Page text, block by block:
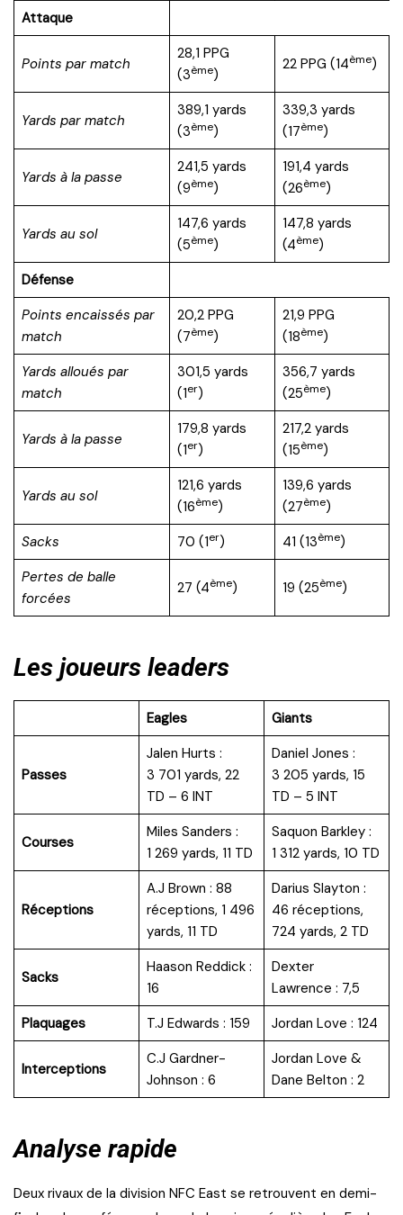
Attaque
Points par match
28,1 PPG
(3ème)
22 PPG (14ème)
Yards par match
389,1 yards
(3ème)
339,3 yards
(17ème)
Yards à la passe
241,5 yards
(9ème)
191,4 yards
(26ème)
Yards au sol
147,6 yards
(5ème)
147,8 yards
(4ème)
Défense
Points encaissés par
match
20,2 PPG
(7ème)
21,9 PPG
(18ème)
Yards alloués par
match
301,5 yards
(1er)
356,7 yards
(25ème)
Yards à la passe
179,8 yards
(1er)
217,2 yards
(15ème)
Yards au sol
121,6 yards
(16ème)
139,6 yards
(27ème)
Sacks
70 (1er) 41 (13ème)
Pertes de balle
forcées
27 (4ème) 19 (25ème)
Les joueurs leaders
Eagles Giants
Passes
Jalen Hurts :
3 701 yards, 22
TD – 6 INT
Daniel Jones :
3 205 yards, 15
TD – 5 INT
Courses
Miles Sanders :
1 269 yards, 11 TD
Saquon Barkley :
1 312 yards, 10 TD
Réceptions
A.J Brown : 88
réceptions, 1 496
yards, 11 TD
Darius Slayton :
46 réceptions,
724 yards, 2 TD
Sacks
Haason Reddick :
16
Dexter
Lawrence : 7,5
Plaquages
T.J Edwards : 159 Jordan Love : 124
Interceptions
C.J Gardner-
Johnson : 6
Jordan Love &
Dane Belton : 2
Analyse rapide
Deux rivaux de la division NFC East se retrouvent en demi-